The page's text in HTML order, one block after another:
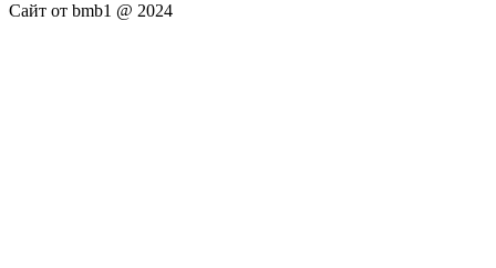
Сайт от bmb1 @ 2024